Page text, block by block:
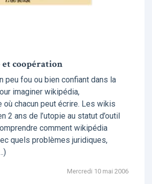
coopération
peu fou ou bien confiant dans la
imaginer wikipédia,
où chacun peut écrire. Les wikis
2 ans de l’utopie au statut d’outil
comment wikipédia
quels problèmes juridiques,
Mercredi 10 mai 2006